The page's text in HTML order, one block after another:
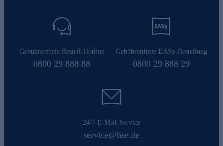
Gebührenfreie Bestell-Hotline
0800 29 888 88
Gebührenfreie EASy-Bestellung
0800 29 888 29
24/7 E-Mail-Service
service@hse.de